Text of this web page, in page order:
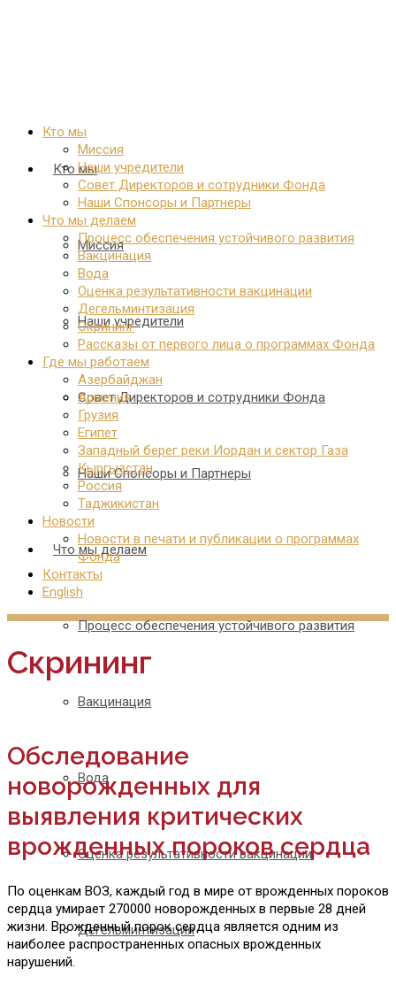
Кто мы
Миссия
Наши учредители
Совет Директоров и сотрудники Фонда
Наши Спонсоры и Партнеры
Что мы делаем
Процесс обеспечения устойчивого развития
Вакцинация
Вода
Оценка результативности вакцинации
Дегельминтизация
Кто мы
Миссия
Наши учредители
Совет Директоров и сотрудники Фонда
Наши Спонсоры и Партнеры
Что мы делаем
Процесс обеспечения устойчивого развития
Вакцинация
Вода
Оценка результативности вакцинации
Дегельминтизация
Скрининг
Рассказы от первого лица о программах Фонда
Где мы работаем
Азербайджан
Армения
Грузия
Египет
Западный берег реки Иордан и сектор Газа
Кыргызстан
Россия
Таджикистан
Новости
Новости в печати и публикации о программах
Фонда
Контакты
English
Скрининг
Обследование
новорожденных для
выявления критических
врожденных пороков сердца
По оценкам ВОЗ, каждый год в мире от врожденных пороков
сердца умирает 270000 новорожденных в первые 28 дней
жизни. Врожденный порок сердца является одним из
наиболее распространенных опасных врожденных
нарушений.